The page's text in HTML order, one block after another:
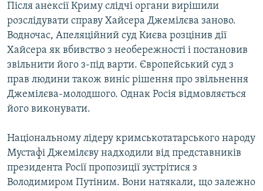
Після анексії Криму слідчі органи вирішили
розслідувати справу Хайсера Джемілєва заново.
Водночас, Апеляційний суд Києва розцінив дії
Хайсера як вбивство з необережності і постановив
звільнити його з-під варти. Європейський суд з
прав людини також виніс рішення про звільнення
Джемілєва-молодшого. Однак Росія відмовляється
його виконувати.
Національному лідеру кримськотатарського народу
Мустафі Джемілєву надходили від представників
президента Росії пропозиції зустрітися з
Володимиром Путіним. Вони натякали, що залежно